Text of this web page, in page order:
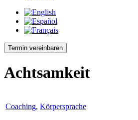
Termin vereinbaren
Achtsamkeit
Coaching, Körpersprache